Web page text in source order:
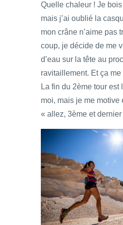
Quelle chaleur ! Je
mais j’ai oublié la
mon crâne n’aime pas
coup, je décide de me
d’eau sur la tête au
ravitaillement. Et ça
La fin du 2ème tour est
moi, mais je me motive
« allez, 3ème et dernier